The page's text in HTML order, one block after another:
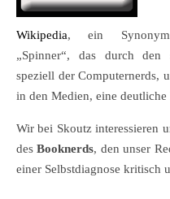
Wikipedia, ein
„Spinner“, das durch den
speziell der Computernerds,
in den Medien, eine deutliche
Wir bei Skoutz interessieren
desBooknerds, den unser
einer Selbstdiagnose kritisch